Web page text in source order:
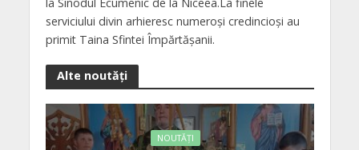
serviciului divin arhieresc numeroși credincioși au
primit Taina Sfintei Împărtășanii.
Alte noutăți
NOUTĂȚI